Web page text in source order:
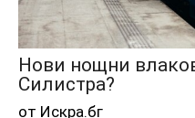
Нови нощни
Силистра?
от Искра.бг